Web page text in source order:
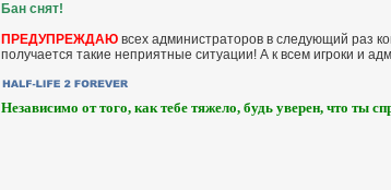
Бан снят!
ПРЕДУПРЕЖДАЮ всех администраторов в следующий раз
получается такие неприятные ситуации! А к всем игроки и
Независимо от того, как тебе тяжело, будь уверен, что ты